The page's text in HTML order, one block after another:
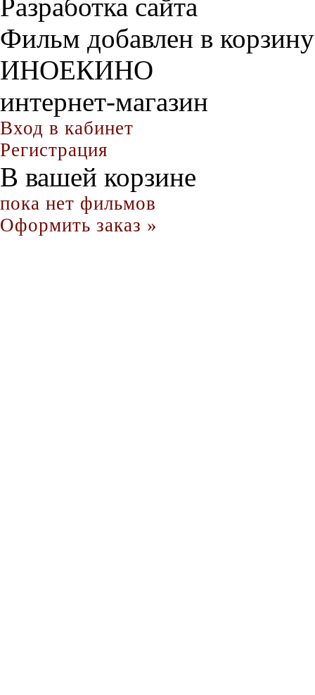
Разработка сайта
Фильм добавлен в корзину
ИНОЕКИНО
интернет-магазин
Вход в кабинет
Регистрация
В вашей корзине
пока нет фильмов
Оформить заказ »